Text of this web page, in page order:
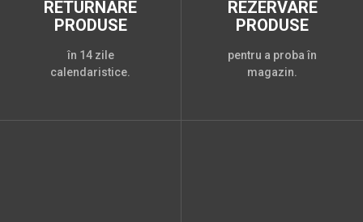
RETURNARE
PRODUSE
în 14 zile
calendaristice.
REZERVARE
PRODUSE
pentru a proba în
magazin.